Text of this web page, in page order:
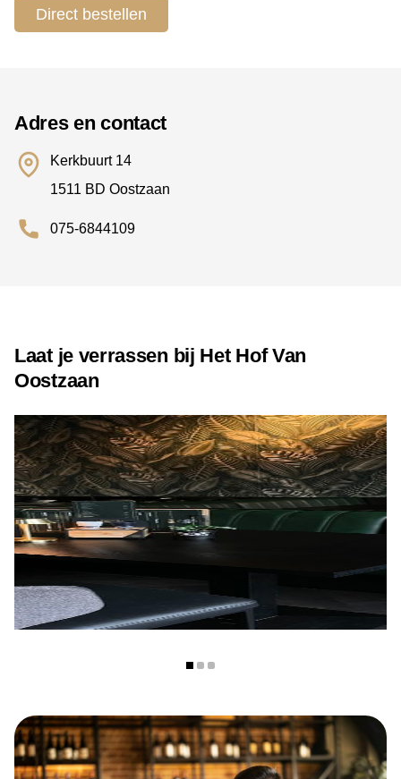
Direct bestellen
Adres en contact
Kerkbuurt 14
1511 BD Oostzaan
075-6844109
Laat je verrassen bij Het Hof Van
Oostzaan